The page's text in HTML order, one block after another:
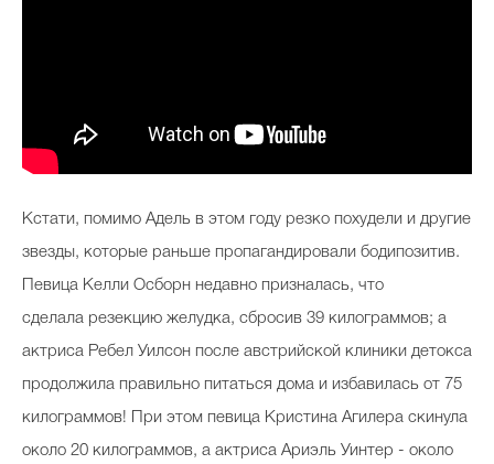
Кстати, помимо Адель в этом году резко похудели и другие
звезды, которые раньше пропагандировали бодипозитив.
Певица Келли Осборн недавно призналась, что
сделала резекцию желудка, сбросив 39 килограммов; а
актриса Ребел Уилсон после австрийской клиники детокса
продолжила правильно питаться дома и избавилась от 75
килограммов! При этом певица Кристина Агилера скинула
около 20 килограммов, а актриса Ариэль Уинтер - около